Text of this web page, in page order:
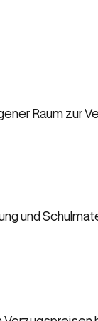
Raum zur
und